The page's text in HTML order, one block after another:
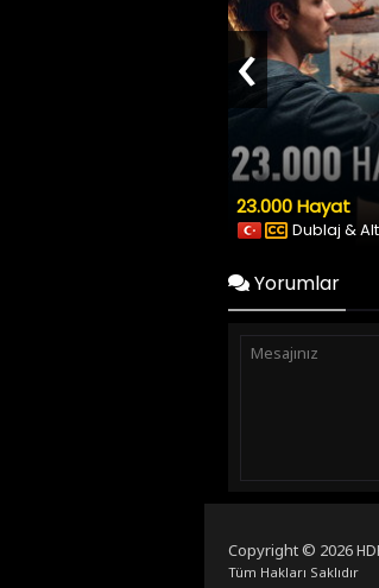
23.000 Hayat
Dublaj &
‹
Yorumlar
Copyright © 2026
Tüm Hakları Saklıdır